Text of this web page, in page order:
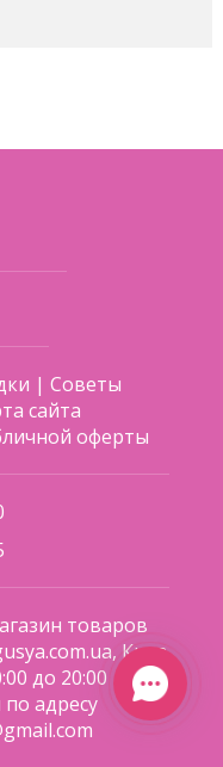
|Советы
сайта
оферты
товаров
Киев
до 20:00
адресу